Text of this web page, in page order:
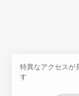
特異なアクセスが
す